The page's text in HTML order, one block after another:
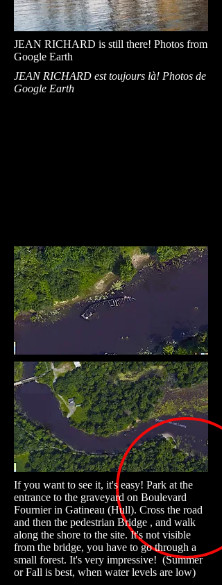
JEAN RICHARD is still there! Photos from
Google Earth
JEAN RICHARD est toujours là! Photos de
Google Earth
If you want to see it, it's easy! Park at the
entrance to the graveyard on Boulevard
Fournier in Gatineau (Hull). Cross the road
and then the pedestrian Bridge , and walk
along the shore to the site. It's not visible
from the bridge, you have to go through a
small forest. It's very impressive! (Summer
or Fall is best, when water levels are low)